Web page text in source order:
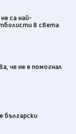
са най-
в света
че не е помогнал
български